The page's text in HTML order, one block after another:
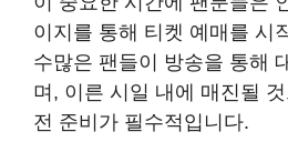
이지를 통해 티켓 예매를 시
수많은 팬들이 방송을 통해
며, 이른 시일 내에 매진될
전 준비가 필수적입니다.